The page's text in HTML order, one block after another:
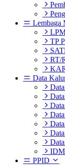
Lembaga
TP
RT/
Data
PPID